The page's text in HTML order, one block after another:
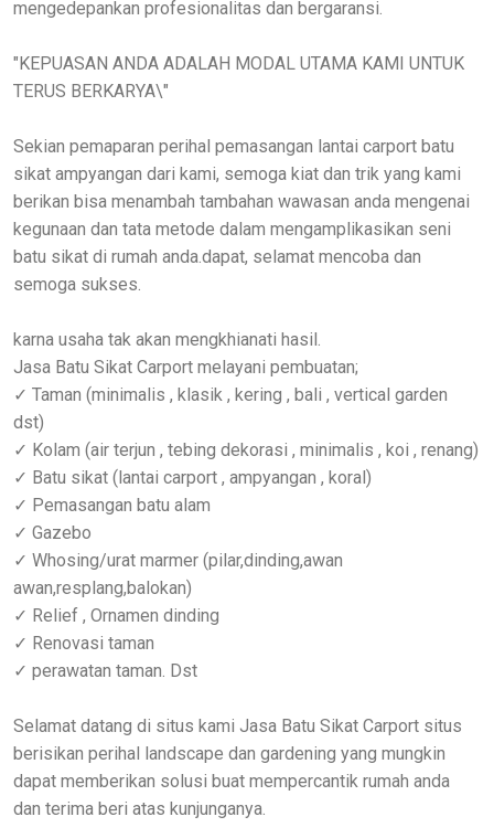
mengedepankan profesionalitas dan bergaransi.
"KEPUASAN ANDA ADALAH MODAL UTAMA KAMI UNTUK
TERUS BERKARYA\"
Sekian pemaparan perihal pemasangan lantai carport batu
sikat ampyangan dari kami, semoga kiat dan trik yang kami
berikan bisa menambah tambahan wawasan anda mengenai
kegunaan dan tata metode dalam mengamplikasikan seni
batu sikat di rumah anda.dapat, selamat mencoba dan
semoga sukses.
karna usaha tak akan mengkhianati hasil.
Jasa Batu Sikat Carport melayani pembuatan;
✓ Taman (minimalis , klasik , kering , bali , vertical garden
dst)
✓ Kolam (air terjun , tebing dekorasi , minimalis , koi , renang)
✓ Batu sikat (lantai carport , ampyangan , koral)
✓ Pemasangan batu alam
✓ Gazebo
✓ Whosing/urat marmer (pilar,dinding,awan
awan,resplang,balokan)
✓ Relief , Ornamen dinding
✓ Renovasi taman
‌✓ perawatan taman. Dst
Selamat datang di situs kami Jasa Batu Sikat Carport situs
berisikan perihal landscape dan gardening yang mungkin
dapat memberikan solusi buat mempercantik rumah anda
dan terima beri atas kunjunganya.